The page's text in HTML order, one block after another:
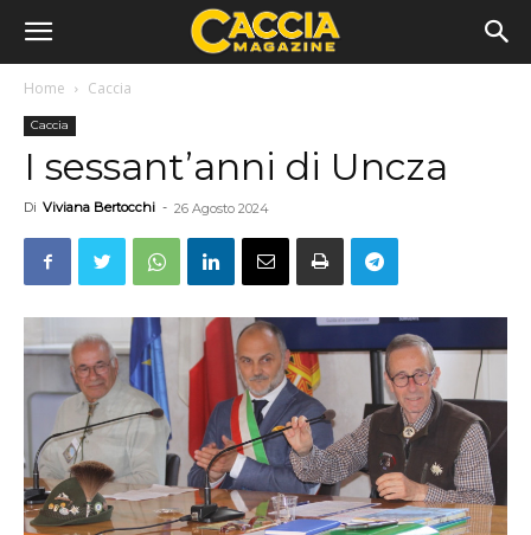
Home Caccia
Caccia
I sessant’anni di Uncza
Di Viviana Bertocchi - 26 Agosto 2024